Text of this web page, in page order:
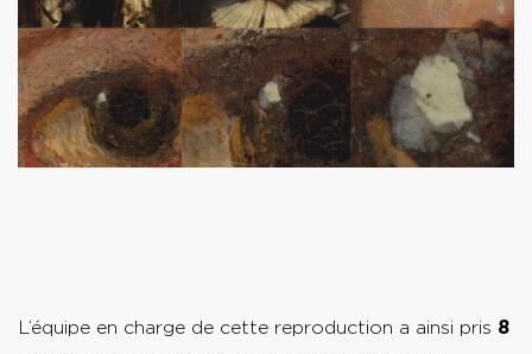
L’équipe en charge de cette reproduction a ainsi pris 8